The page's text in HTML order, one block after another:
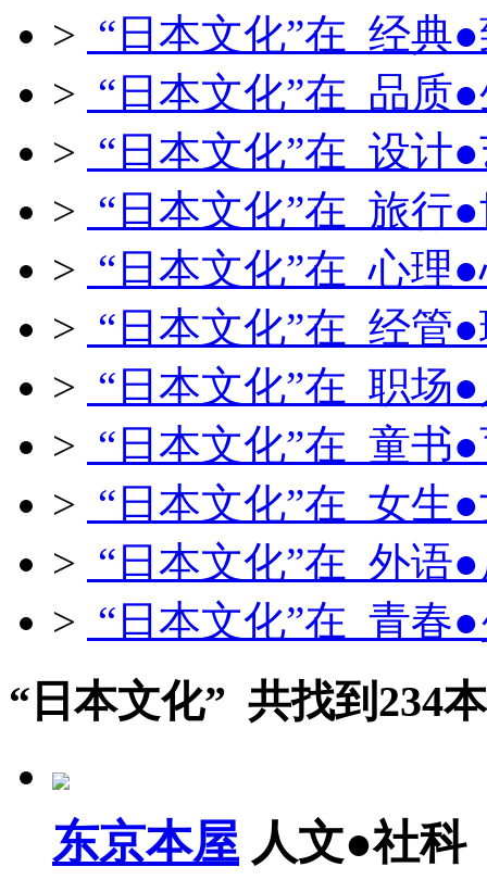
> “日本文化”在 经典
> “日本文化”在 品质
> “日本文化”在 设计
> “日本文化”在 旅行
> “日本文化”在 心理
> “日本文化”在 经管
> “日本文化”在 职场
> “日本文化”在 童书
> “日本文化”在 女生
> “日本文化”在 外语
> “日本文化”在 青春
“日本文化” 共找到234
东京本屋 人文●社科